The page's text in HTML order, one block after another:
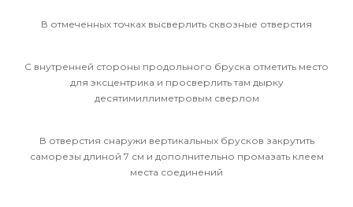
В отмеченных точках высверлить сквозные отверстия
С внутренней стороны продольного бруска отметить место
для эксцентрика и просверлить там дырку
десятимиллиметровым сверлом
В отверстия снаружи вертикальных брусков закрутить
саморезы длиной 7 см и дополнительно промазать клеем
места соединений